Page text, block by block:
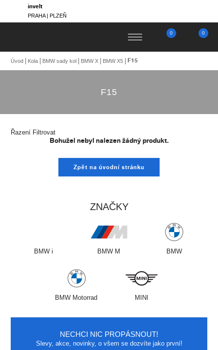
invelt
PRAHA | PLZEŇ
0 0
Úvod Kola BMW sady kol BMW X BMW X5 F15
F15
Řazení Filtrovat
Bohužel nebyl nalezen žádný produkt.
Zpět na úvodní stránku
ZNAČKY
BMW i BMW M BMW
BMW Motorrad MINI
NECHCI NIC PROPÁSNOUT!
Slevy, akce, novinky, o všem se dozvíte jako první!